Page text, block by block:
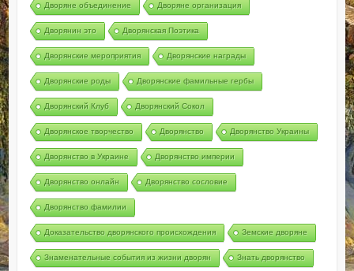
Дворяне объединение Дворяне организация
Дворянин это Дворянская Поэтика
Дворянские мероприятия Дворянские награды
Дворянские роды Дворянские фамильные гербы
Дворянский Клуб Дворянский Сокол
Дворянское творчество Дворянство Дворянство Украины
Дворянство в Украине Дворянство империи
Дворянство онлайн Дворянство сословие
Дворянство фамилии
Доказательство дворянского происхождения Земские дворяне
Знаменательные события из жизни дворян Знать дворянство